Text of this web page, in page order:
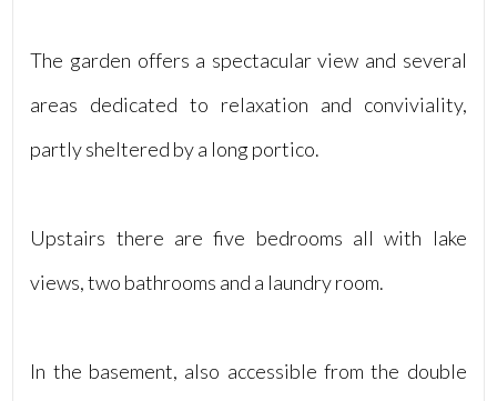
The garden offers a spectacular view and several
areas dedicated to relaxation and conviviality,
partly sheltered by a long portico.
Upstairs there are five bedrooms all with lake
views, two bathrooms and a laundry room.
In the basement, also accessible from the double
Lusso